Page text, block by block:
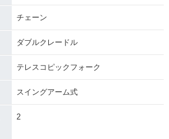
チェーン
ダブルクレードル
テレスコピックフォーク
スイングアーム式
2